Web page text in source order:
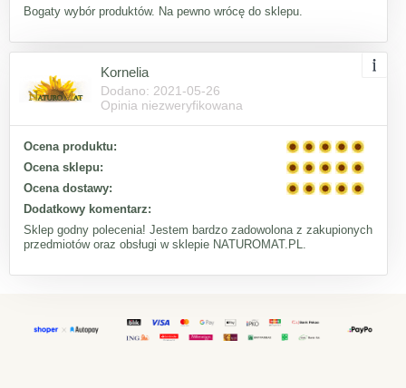
Bogaty wybór produktów. Na pewno wrócę do sklepu.
Kornelia
Dodano: 2021-05-26
Opinia niezweryfikowana
Ocena produktu:
Ocena sklepu:
Ocena dostawy:
Dodatkowy komentarz:
Sklep godny polecenia! Jestem bardzo zadowolona z zakupionych
przedmiotów oraz obsługi w sklepie NATUROMAT.PL.